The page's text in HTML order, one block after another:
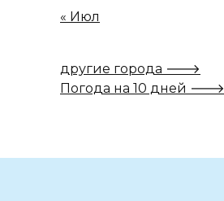
« Июл
другие города 🡒
Погода на 10 дней 🡒